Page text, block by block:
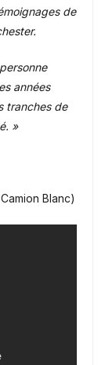
de
années
tranches de
»
Blanc)